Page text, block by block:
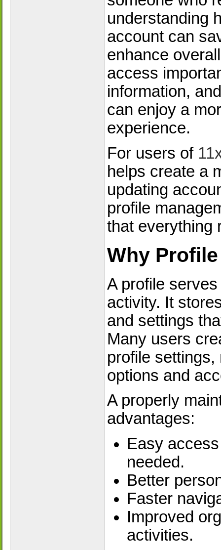
understanding
account can
enhance
access
information,
can enjoy a
experience.
For users of
helps create a
updating
profile
that everything
Why
A profile
activity. It
and settings
Many users
profile
options and
A properly
advantages:
Easy
needed.
Better
Faster
Improved
activities.